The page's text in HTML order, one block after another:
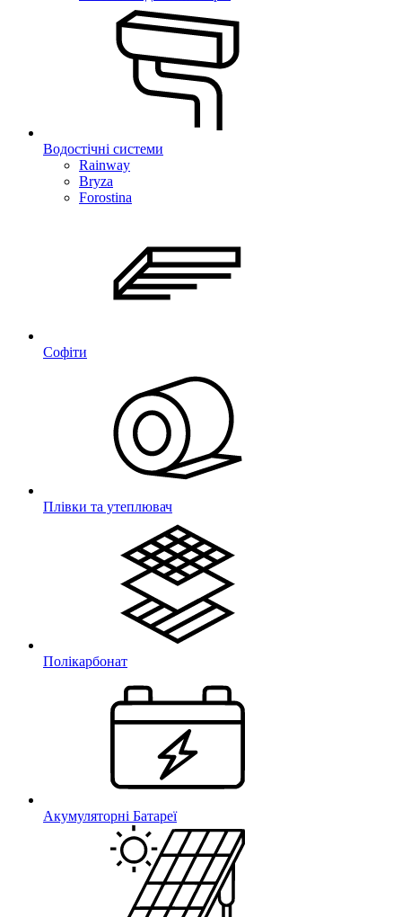
Водостічні системи
Rainway
Bryza
Forostina
Софіти
Плівки та утеплювач
Полікарбонат
Акумуляторні Батареї